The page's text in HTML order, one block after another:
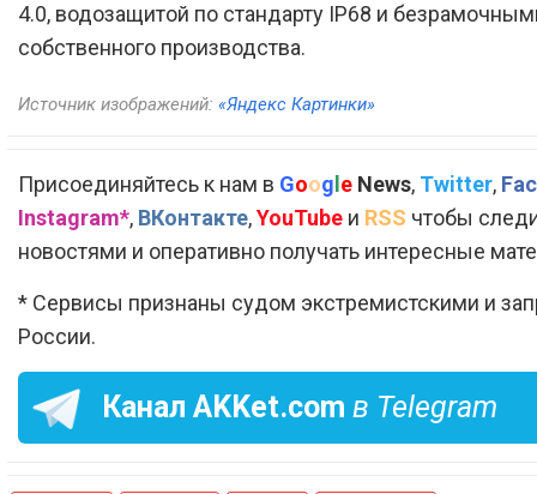
4.0, водозащитой по стандарту IP68 и
собственного производства.
Источник изображений: «Яндекс Картинки»
Присоединяйтесь к нам в Goog e News, Twitter,
Instagram*, ВКонтакте,YouTube и RSS чтобы
новостями и оперативно получать интересные
* Сервисы признаны судом экстремистскими и
России.
Канал AKKet.com в Telegram